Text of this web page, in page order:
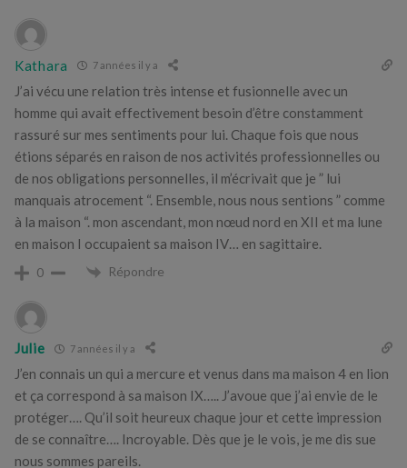
Kathara 7 années il y a
J’ai vécu une relation très intense et fusionnelle avec un
homme qui avait effectivement besoin d’être constamment
rassuré sur mes sentiments pour lui. Chaque fois que nous
étions séparés en raison de nos activités professionnelles ou
de nos obligations personnelles, il m’écrivait que je ” lui
manquais atrocement “. Ensemble, nous nous sentions ” comme
à la maison “. mon ascendant, mon nœud nord en XII et ma lune
en maison I occupaient sa maison IV… en sagittaire.
0 Répondre
Julie 7 années il y a
J’en connais un qui a mercure et venus dans ma maison 4 en lion
et ça correspond à sa maison IX….. J’avoue que j’ai envie de le
protéger…. Qu’il soit heureux chaque jour et cette impression
de se connaître…. Incroyable. Dès que je le vois, je me dis sue
nous sommes pareils.